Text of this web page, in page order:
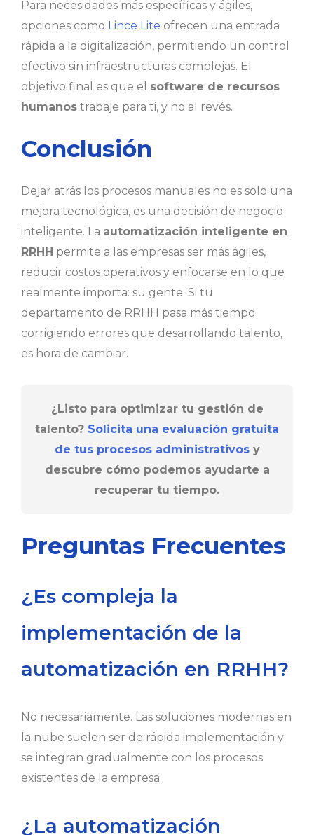
Para necesidades más específicas y ágiles,
opciones como Lince Lite ofrecen una entrada
rápida a la digitalización, permitiendo un control
efectivo sin infraestructuras complejas. El
objetivo final es que el software de recursos
humanos trabaje para ti, y no al revés.
Conclusión
Dejar atrás los procesos manuales no es solo una
mejora tecnológica, es una decisión de negocio
inteligente. La automatización inteligente en
RRHH permite a las empresas ser más ágiles,
reducir costos operativos y enfocarse en lo que
realmente importa: su gente. Si tu
departamento de RRHH pasa más tiempo
corrigiendo errores que desarrollando talento,
es hora de cambiar.
¿Listo para optimizar tu gestión de
talento? Solicita una evaluación gratuita
de tus procesos administrativosy
descubre cómo podemos ayudarte a
recuperar tu tiempo.
Preguntas Frecuentes
¿Es compleja la
implementación de la
automatización en RRHH?
No necesariamente. Las soluciones modernas en
la nube suelen ser de rápida implementación y
se integran gradualmente con los procesos
existentes de la empresa.
¿La automatización